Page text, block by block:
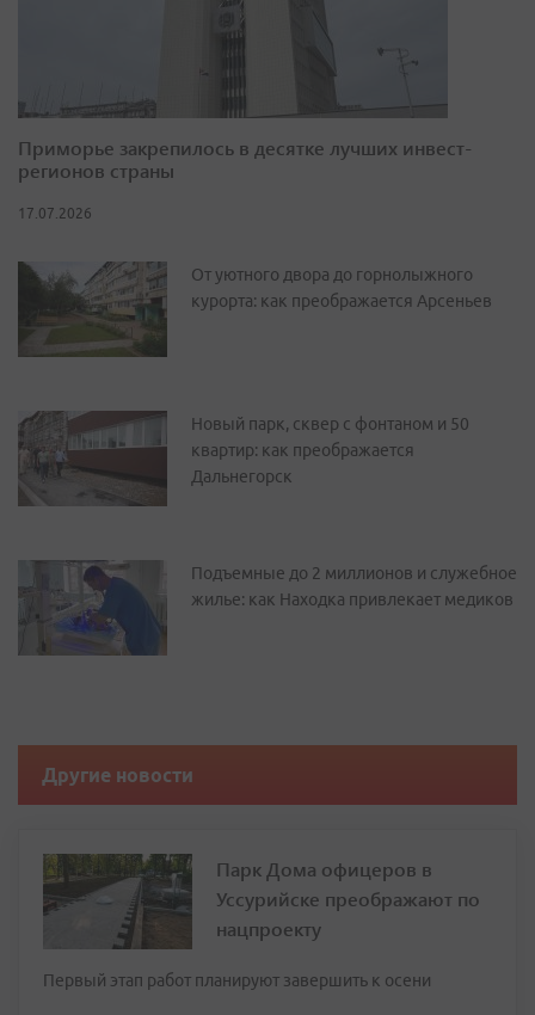
Приморье закрепилось в десятке лучших инвест-
регионов страны
17.07.2026
От уютного двора до горнолыжного
курорта: как преображается Арсеньев
Новый парк, сквер с фонтаном и 50
квартир: как преображается
Дальнегорск
Подъемные до 2 миллионов и служебное
жилье: как Находка привлекает медиков
Другие новости
Парк Дома офицеров в
Уссурийске преображают по
нацпроекту
Первый этап работ планируют завершить к осени